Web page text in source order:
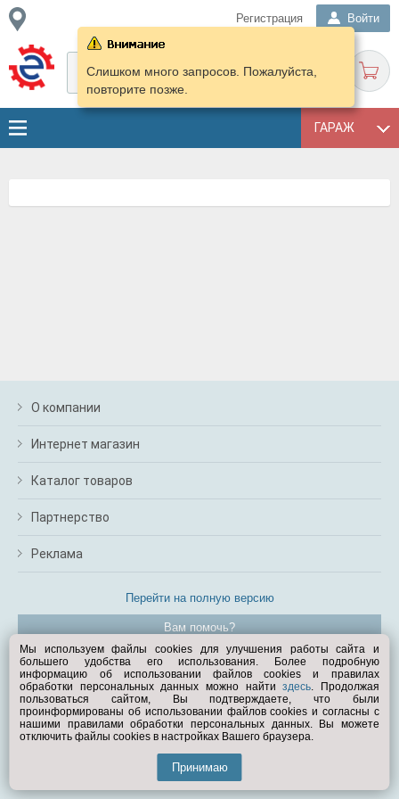
Регистрация Войти
ГАРАЖ
Слишком много запросов. Пожалуйста,
повторите позже.
О компании
Интернет магазин
Каталог товаров
Партнерство
Реклама
Перейти на полную версию
Вам помочь?
© Exist.ru 1998—2026
Мы используем файлы cookies для улучшения работы сайта и
большего удобства его использования. Более подробную
информацию об использовании файлов cookies и правилах
обработки персональных данных можно найтиздесь. Продолжая
пользоваться сайтом, Вы подтверждаете, что были
проинформированы об использовании файлов cookies и согласны с
нашими правилами обработки персональных данных. Вы можете
отключить файлы cookies в настройках Вашего браузера.
Принимаю